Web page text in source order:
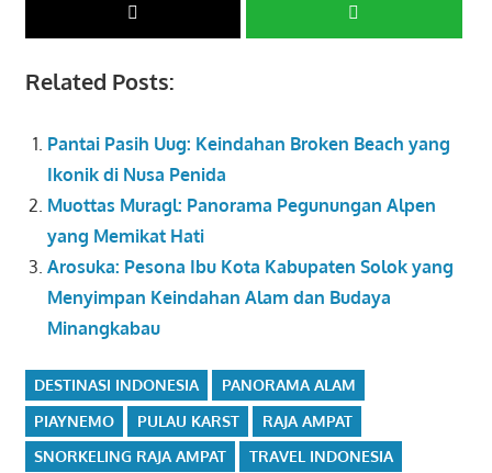
Related Posts:
Pantai Pasih Uug: Keindahan Broken Beach yang
Ikonik di Nusa Penida
Muottas Muragl: Panorama Pegunungan Alpen
yang Memikat Hati
Arosuka: Pesona Ibu Kota Kabupaten Solok yang
Menyimpan Keindahan Alam dan Budaya
Minangkabau
DESTINASI INDONESIA
PANORAMA ALAM
PIAYNEMO
PULAU KARST
RAJA AMPAT
SNORKELING RAJA AMPAT
TRAVEL INDONESIA